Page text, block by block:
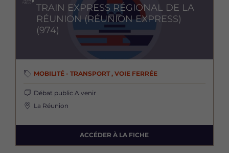
TRAIN EXPRESS RÉGIONAL DE LA
RÉUNION (RÉUNION EXPRESS)
(974)
MOBILITÉ - TRANSPORT , VOIE FERRÉE
Débat public A venir
La Réunion
ACCÉDER À LA FICHE